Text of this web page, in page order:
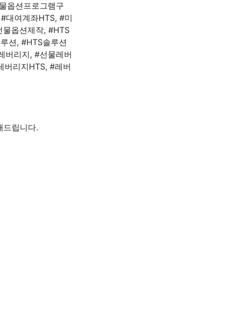
옵션프로그램구
대여계좌HTS, #미
물옵션제작, #HTS
션, #HTS솔루션
버리지, #선물레버
버리지HTS, #레버
드립니다.